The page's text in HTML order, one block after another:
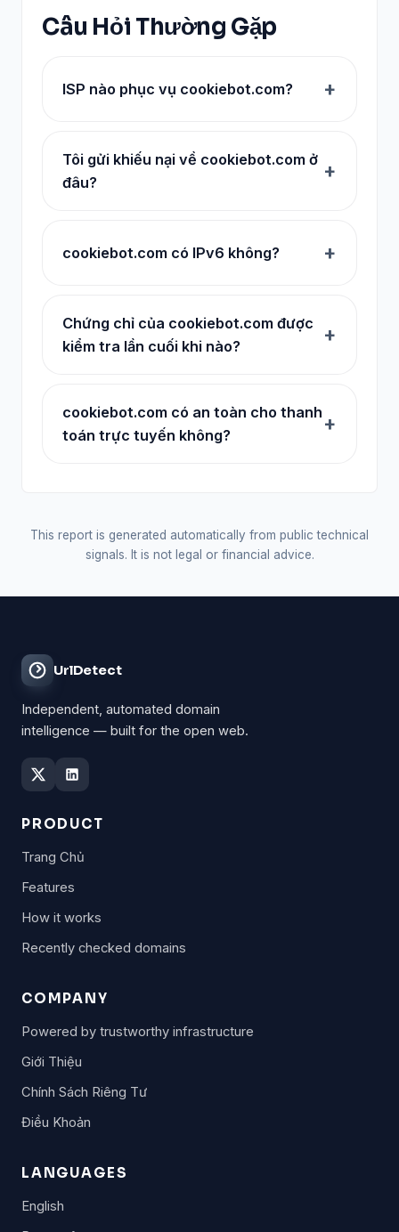
Câu Hỏi Thường Gặp
ISP nào phục vụ cookiebot.com?
Tôi gửi khiếu nại về cookiebot.com ở
đâu?
cookiebot.com có IPv6 không?
Chứng chỉ của cookiebot.com được
kiểm tra lần cuối khi nào?
cookiebot.com có an toàn cho thanh
toán trực tuyến không?
This report is generated automatically from public technical
signals. It is not legal or financial advice.
UrlDetect
Independent, automated domain
intelligence — built for the open web.
PRODUCT
Trang Chủ
Features
How it works
Recently checked domains
COMPANY
Powered by trustworthy infrastructure
Giới Thiệu
Chính Sách Riêng Tư
Điều Khoản
LANGUAGES
English